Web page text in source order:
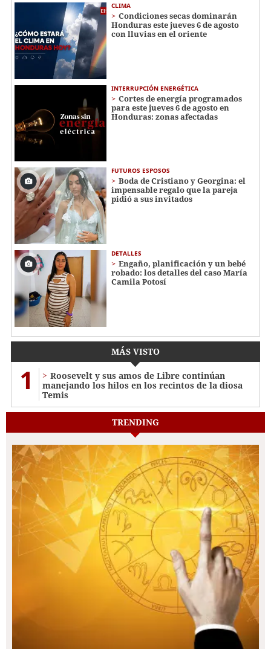
CLIMA
Condiciones secas dominarán
Honduras este jueves 6 de agosto
con lluvias en el oriente
INTERRUPCIÓN ENERGÉTICA
Cortes de energía programados
para este jueves 6 de agosto en
Honduras: zonas afectadas
FUTUROS ESPOSOS
Boda de Cristiano y Georgina: el
impensable regalo que la pareja
pidió a sus invitados
DETALLES
Engaño, planificación y un bebé
robado: los detalles del caso María
Camila Potosí
MÁS VISTO
1
Roosevelt y sus amos de Libre continúan
manejando los hilos en los recintos de la diosa
Temis
TRENDING